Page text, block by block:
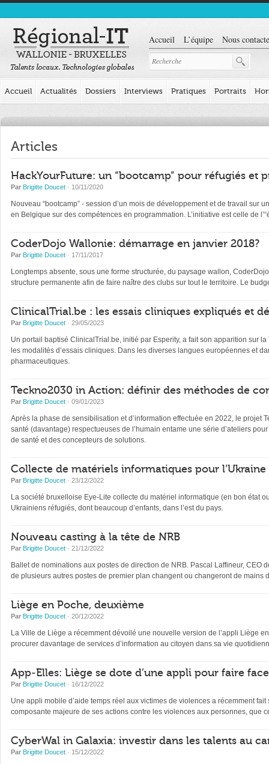
Accueil L’équipe Nous
Accueil Actualités Dossiers Interviews Pratiques Portraits
Articles
HackYourFuture: un “bootcamp” pour réfugiés et
Par Brigitte Doucet · 10/11/2020
Nouveau “bootcamp” - session d’un mois de développement et de travail
en Belgique sur des compétences en programmation. L’initiative est celle de
CoderDojo Wallonie: démarrage en janvier 2018?
Par Brigitte Doucet · 17/11/2017
Longtemps absente, sous une forme structurée, du paysage wallon,
structure permanente afin de faire naître des clubs sur tout le territoire. Le
ClinicalTrial.be : les essais cliniques expliqués et
Par Brigitte Doucet · 29/05/2023
Un portail baptisé ClinicalTrial.be, initié par Esperity, a fait son apparition sur
les modalités d’essais cliniques. Dans les diverses langues européennes et
pharmaceutiques.
Teckno2030 in Action: définir des méthodes de
Par Brigitte Doucet · 09/01/2023
Après la phase de sensibilisation et d’information effectuée en 2022, le projet
santé (davantage) respectueuses de l’humain entame une série d’ateliers
de santé et des concepteurs de solutions.
Collecte de matériels informatiques pour l’Ukraine
Par Brigitte Doucet · 23/12/2022
La société bruxelloise Eye-Lite collecte du matériel informatique (en bon état
Ukrainiens réfugiés, dont beaucoup d’enfants, dans l’est du pays.
Nouveau casting à la tête de NRB
Par Brigitte Doucet · 21/12/2022
Ballet de nominations aux postes de direction de NRB. Pascal Laffineur,
de plusieurs autres postes de premier plan changent ou changeront de mains
Liège en Poche, deuxième
Par Brigitte Doucet · 20/12/2022
La Ville de Liège a récemment dévoilé une nouvelle version de l’appli Liège
procurer davantage de services d’information au citoyen dans sa vie
App-Elles: Liège se dote d’une appli pour faire
Par Brigitte Doucet · 16/12/2022
Une appli mobile d’aide temps réel aux victimes de violences a récemment
composante majeure de ses actions contre les violences aux personnes, que
CyberWal in Galaxia: investir dans les talents au
Par Brigitte Doucet · 15/12/2022